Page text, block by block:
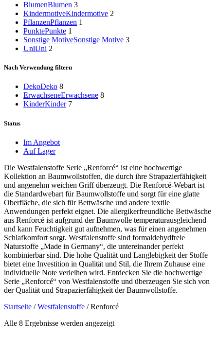
BlumenBlumen 3
KindermotiveKindermotive 2
PflanzenPflanzen 1
PunktePunkte 1
Sonstige MotiveSonstige Motive 3
UniUni 2
Nach Verwendung filtern
DekoDeko 8
ErwachseneErwachsene 8
KinderKinder 7
Status
Im Angebot
Auf Lager
Die Westfalenstoffe Serie „Renforcé“ ist eine hochwertige
Kollektion an Baumwollstoffen, die durch ihre Strapazierfähigkeit
und angenehm weichen Griff überzeugt. Die Renforcé-Webart ist
die Standardwebart für Baumwollstoffe und sorgt für eine glatte
Oberfläche, die sich für Bettwäsche und andere textile
Anwendungen perfekt eignet. Die allergikerfreundliche Bettwäsche
aus Renforcé ist aufgrund der Baumwolle temperaturausgleichend
und kann Feuchtigkeit gut aufnehmen, was für einen angenehmen
Schlafkomfort sorgt. Westfalenstoffe sind formaldehydfreie
Naturstoffe „Made in Germany“, die untereinander perfekt
kombinierbar sind. Die hohe Qualität und Langlebigkeit der Stoffe
bietet eine Investition in Qualität und Stil, die Ihrem Zuhause eine
individuelle Note verleihen wird. Entdecken Sie die hochwertige
Serie „Renforcé“ von Westfalenstoffe und überzeugen Sie sich von
der Qualität und Strapazierfähigkeit der Baumwollstoffe.
Startseite / Westfalenstoffe / Renforcé
Alle 8 Ergebnisse werden angezeigt